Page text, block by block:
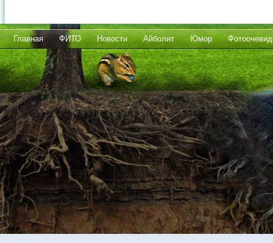
Главная ФИТО Новости Айболит Юмор